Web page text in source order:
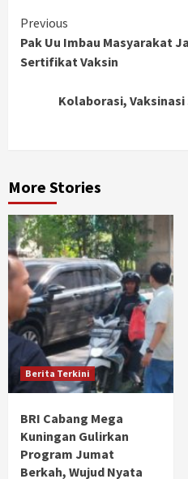
Continue
Reading
Previous
Pak Uu Imbau Masyarakat
Sertifikat Vaksin
Kolaborasi, Vaksinasi
More Stories
Berita Terkini
BRI Cabang Mega
Kuningan Gulirkan
Program Jumat
Berkah, Wujud Nyata